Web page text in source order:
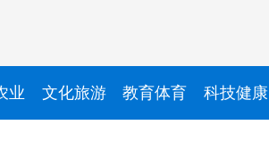
业 文化旅游 教育体育 科技健康